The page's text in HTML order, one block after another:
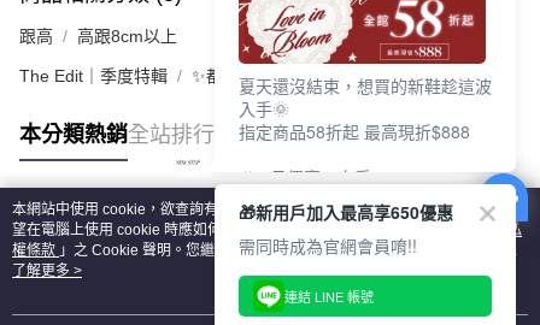
跟高 高跟8cm以上
The Edit｜季度特輯 ✨都會LADY美學 | 時髦跟鞋
本分類熱銷全站排行
熱門標籤
本網站中使用 cookie，欲查詢有關本網站使用 cookie 方式之詳情，及若您不希
望在電腦上使用 cookie 時應如何變更電腦的 cookie 設定，請參閱本網站「
隱私
權條款 」之 Cookie 聲明。您繼續使用本網站即表示您同意本公司得按本網站使
用條款之 Cookie 聲明使用 cookie。
了解更多 >
夏天還沒結束，想買的新鞋趁這波
入手🌞
指定商品58折起 最高現折$888
🎉 8月優惠一次看
①LINE購物最高10%回饋
②每周限定品現折200
③指定商品58折起 最高現折$888
上班鞋、休閒鞋、涼鞋一次逛齊
好搭、出遊好走、聚會也漂亮
🎁新用戶加入最高享650優惠
需同時成為官網會員唷!!
連結 LINE 帳號